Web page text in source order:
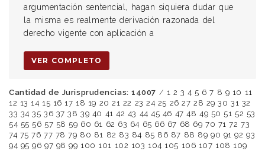
argumentación sentencial, hagan siquiera dudar que
la misma es realmente derivación razonada del
derecho vigente con aplicación a
VER COMPLETO
Cantidad de Jurisprudencias: 14007 / 1 2 3 4 5 6 7 8 9 10 11
12 13 14 15 16 17 18 19 20 21 22 23 24 25 26 27 28 29 30 31 32
33 34 35 36 37 38 39 40 41 42 43 44 45 46 47 48 49 50 51 52 53
54 55 56 57 58 59 60 61 62 63 64 65 66 67 68 69 70 71 72 73
74 75 76 77 78 79 80 81 82 83 84 85 86 87 88 89 90 91 92 93
94 95 96 97 98 99 100 101 102 103 104 105 106 107 108 109